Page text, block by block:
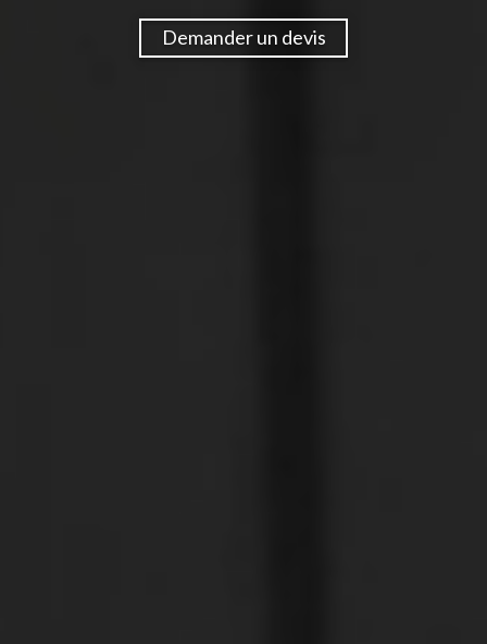
Demander un devis